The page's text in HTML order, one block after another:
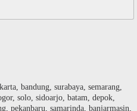
bandung, surabaya, semarang,
solo, sidoarjo, batam, depok,
pekanbaru, samarinda, banjarmasin,